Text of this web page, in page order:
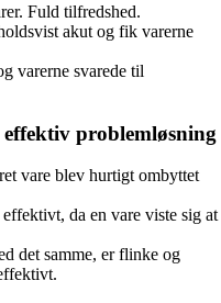
Fuld tilfredshed.
akut og fik varerne
varerne svarede til
problemløsning
vare blev hurtigt ombyttet
da en vare viste sig at
det samme, er flinke og